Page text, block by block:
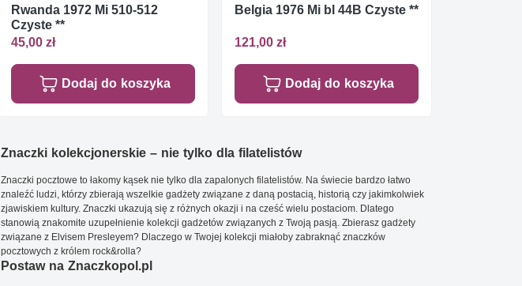
Rwanda 1972 Mi 510-512
Czyste **
45,00 zł
Dodaj do koszyka
Belgia 1976 Mi bl 44B Czyste **
121,00 zł
Dodaj do koszyka
Znaczki kolekcjonerskie – nie tylko dla filatelistów
Znaczki pocztowe to łakomy kąsek nie tylko dla zapalonych filatelistów. Na świecie bardzo łatwo
znaleźć ludzi, którzy zbierają wszelkie gadżety związane z daną postacią, historią czy jakimkolwiek
zjawiskiem kultury. Znaczki ukazują się z różnych okazji i na cześć wielu postaciom. Dlatego
stanowią znakomite uzupełnienie kolekcji gadżetów związanych z Twoją pasją. Zbierasz gadżety
związane z Elvisem Presleyem? Dlaczego w Twojej kolekcji miałoby zabraknąć znaczków
pocztowych z królem rock&rolla?
Postaw na Znaczkopol.pl